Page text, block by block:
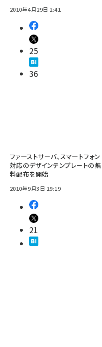
2010年4月29日 1:41
25
36
ファーストサーバ、スマートフォン
対応のデザインテンプレートの無
料配布を開始
2010年9月3日 19:19
21